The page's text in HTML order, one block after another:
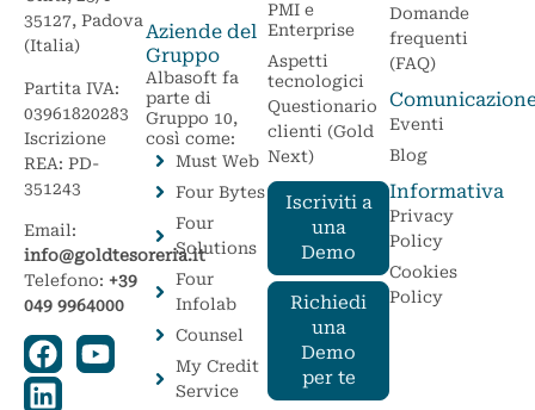
35127, Padova
(Italia)
Partita IVA:
03961820283
Iscrizione
REA: PD-
351243
Email:
info@goldtesoreria.it
Telefono: +39
049 9964000
Aziende del
Gruppo
Albasoft fa
parte di
Gruppo 10,
così come:
Must Web
Four Bytes
Four
Solutions
Four
Infolab
Counsel
My Credit
Service
PMI e
Enterprise
Aspetti
tecnologici
Questionario
clienti (Gold
Next)
Iscriviti a
una
Demo
Richiedi
una
Demo
per te
Domande
frequenti
(FAQ)
Eventi
Blog
Informativa
Privacy
Policy
Cookies
Policy